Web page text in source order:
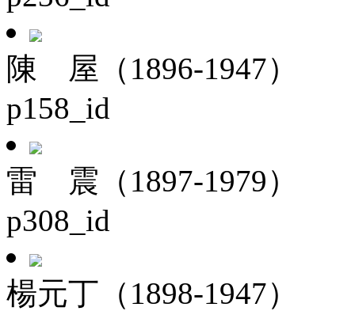
陳 屋（1896-1947）
p158_id
雷 震（1897-1979）
p308_id
楊元丁（1898-1947）